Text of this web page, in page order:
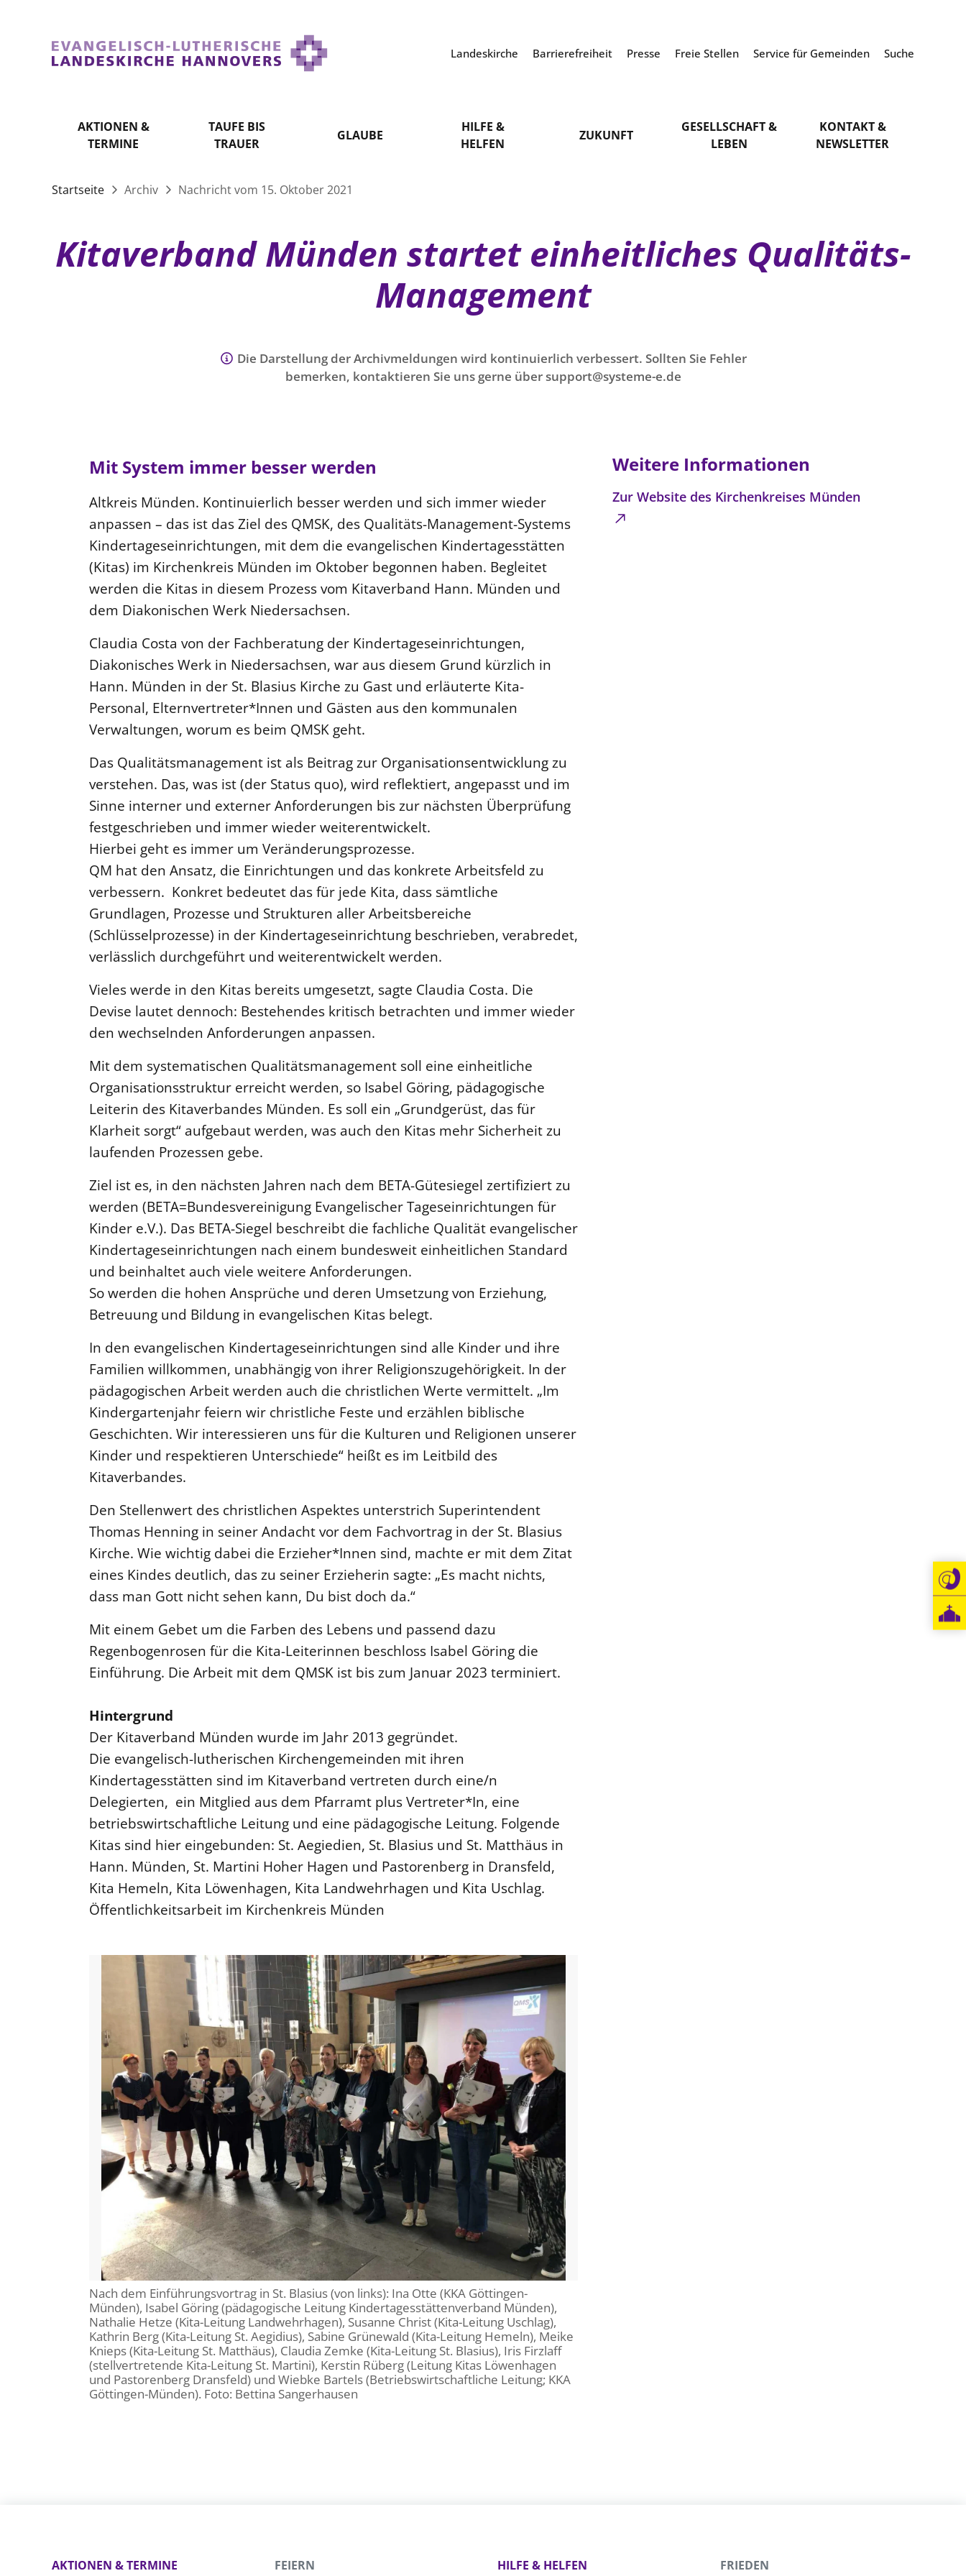
Landeskirche Barrierefreiheit Presse Freie Stellen Service für Gemeinden Suche
AKTIONEN &
TERMINE
TAUFE BIS
TRAUER
GLAUBE
HILFE &
HELFEN
ZUKUNFT
GESELLSCHAFT &
LEBEN
KONTAKT &
NEWSLETTER
Startseite Archiv Nachricht vom 15. Oktober 2021
Kitaverband Münden startet einheitliches Qualitäts-
Management
Die Darstellung der Archivmeldungen wird kontinuierlich verbessert. Sollten Sie Fehler
bemerken, kontaktieren Sie uns gerne über support@systeme-e.de
Mit System immer besser werden
Altkreis Münden. Kontinuierlich besser werden und sich immer wieder
anpassen – das ist das Ziel des QMSK, des Qualitäts-Management-Systems
Kindertageseinrichtungen, mit dem die evangelischen Kindertagesstätten
(Kitas) im Kirchenkreis Münden im Oktober begonnen haben. Begleitet
werden die Kitas in diesem Prozess vom Kitaverband Hann. Münden und
dem Diakonischen Werk Niedersachsen.
Claudia Costa von der Fachberatung der Kindertageseinrichtungen,
Diakonisches Werk in Niedersachsen, war aus diesem Grund kürzlich in
Hann. Münden in der St. Blasius Kirche zu Gast und erläuterte Kita-
Personal, Elternvertreter*Innen und Gästen aus den kommunalen
Verwaltungen, worum es beim QMSK geht.
Das Qualitätsmanagement ist als Beitrag zur Organisationsentwicklung zu
verstehen. Das, was ist (der Status quo), wird reflektiert, angepasst und im
Sinne interner und externer Anforderungen bis zur nächsten Überprüfung
festgeschrieben und immer wieder weiterentwickelt.
Hierbei geht es immer um Veränderungsprozesse.
QM hat den Ansatz, die Einrichtungen und das konkrete Arbeitsfeld zu
verbessern. Konkret bedeutet das für jede Kita, dass sämtliche
Grundlagen, Prozesse und Strukturen aller Arbeitsbereiche
(Schlüsselprozesse) in der Kindertageseinrichtung beschrieben, verabredet,
verlässlich durchgeführt und weiterentwickelt werden.
Vieles werde in den Kitas bereits umgesetzt, sagte Claudia Costa. Die
Devise lautet dennoch: Bestehendes kritisch betrachten und immer wieder
den wechselnden Anforderungen anpassen.
Mit dem systematischen Qualitätsmanagement soll eine einheitliche
Organisationsstruktur erreicht werden, so Isabel Göring, pädagogische
Leiterin des Kitaverbandes Münden. Es soll ein „Grundgerüst, das für
Klarheit sorgt“ aufgebaut werden, was auch den Kitas mehr Sicherheit zu
laufenden Prozessen gebe.
Ziel ist es, in den nächsten Jahren nach dem BETA-Gütesiegel zertifiziert zu
werden (BETA=Bundesvereinigung Evangelischer Tageseinrichtungen für
Kinder e.V.). Das BETA-Siegel beschreibt die fachliche Qualität evangelischer
Kindertageseinrichtungen nach einem bundesweit einheitlichen Standard
und beinhaltet auch viele weitere Anforderungen.
So werden die hohen Ansprüche und deren Umsetzung von Erziehung,
Betreuung und Bildung in evangelischen Kitas belegt.
In den evangelischen Kindertageseinrichtungen sind alle Kinder und ihre
Familien willkommen, unabhängig von ihrer Religionszugehörigkeit. In der
pädagogischen Arbeit werden auch die christlichen Werte vermittelt. „Im
Kindergartenjahr feiern wir christliche Feste und erzählen biblische
Geschichten. Wir interessieren uns für die Kulturen und Religionen unserer
Kinder und respektieren Unterschiede“ heißt es im Leitbild des
Kitaverbandes.
Den Stellenwert des christlichen Aspektes unterstrich Superintendent
Thomas Henning in seiner Andacht vor dem Fachvortrag in der St. Blasius
Kirche. Wie wichtig dabei die Erzieher*Innen sind, machte er mit dem Zitat
eines Kindes deutlich, das zu seiner Erzieherin sagte: „Es macht nichts,
dass man Gott nicht sehen kann, Du bist doch da.“
Mit einem Gebet um die Farben des Lebens und passend dazu
Regenbogenrosen für die Kita-Leiterinnen beschloss Isabel Göring die
Einführung. Die Arbeit mit dem QMSK ist bis zum Januar 2023 terminiert.
Hintergrund
Der Kitaverband Münden wurde im Jahr 2013 gegründet.
Die evangelisch-lutherischen Kirchengemeinden mit ihren
Kindertagesstätten sind im Kitaverband vertreten durch eine/n
Delegierten, ein Mitglied aus dem Pfarramt plus Vertreter*In, eine
betriebswirtschaftliche Leitung und eine pädagogische Leitung. Folgende
Kitas sind hier eingebunden: St. Aegiedien, St. Blasius und St. Matthäus in
Hann. Münden, St. Martini Hoher Hagen und Pastorenberg in Dransfeld,
Kita Hemeln, Kita Löwenhagen, Kita Landwehrhagen und Kita Uschlag.
Öffentlichkeitsarbeit im Kirchenkreis Münden
Nach dem Einführungsvortrag in St. Blasius (von links): Ina Otte (KKA Göttingen-
Münden), Isabel Göring (pädagogische Leitung Kindertagesstättenverband Münden),
Nathalie Hetze (Kita-Leitung Landwehrhagen), Susanne Christ (Kita-Leitung Uschlag),
Kathrin Berg (Kita-Leitung St. Aegidius), Sabine Grünewald (Kita-Leitung Hemeln), Meike
Knieps (Kita-Leitung St. Matthäus), Claudia Zemke (Kita-Leitung St. Blasius), Iris Firzlaff
(stellvertretende Kita-Leitung St. Martini), Kerstin Rüberg (Leitung Kitas Löwenhagen
und Pastorenberg Dransfeld) und Wiebke Bartels (Betriebswirtschaftliche Leitung; KKA
Göttingen-Münden). Foto: Bettina Sangerhausen
Weitere Informationen
Zur Website des Kirchenkreises Münden
AKTIONEN & TERMINE FEIERN HILFE & HELFEN FRIEDEN